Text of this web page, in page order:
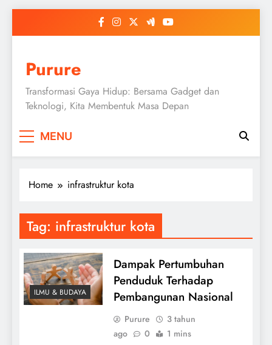
Purure
Transformasi Gaya Hidup: Bersama Gadget dan
Teknologi, Kita Membentuk Masa Depan
MENU
Home infrastruktur kota
Tag: infrastruktur kota
ILMU & BUDAYA
Dampak Pertumbuhan
Penduduk Terhadap
Pembangunan Nasional
Purure
3 tahun
ago
0 1 mins